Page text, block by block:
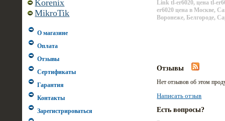
Korenix
MikroTik
О магазине
Оплата
Отзывы
Сертификаты
Гарантия
Контакты
Зарегистрироваться
Link tl-er6020, цена tl-
er6020 цена в Москве,
Воронеже, Белгороде,
Отзывы
Нет отзывов об этом
Написать отзыв
Есть вопросы?